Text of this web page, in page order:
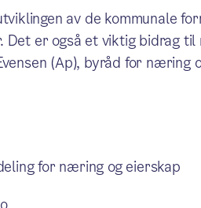
av de kommunale
Det er også et viktig bidrag til
(Ap), byråd for næring
for næring og eierskap